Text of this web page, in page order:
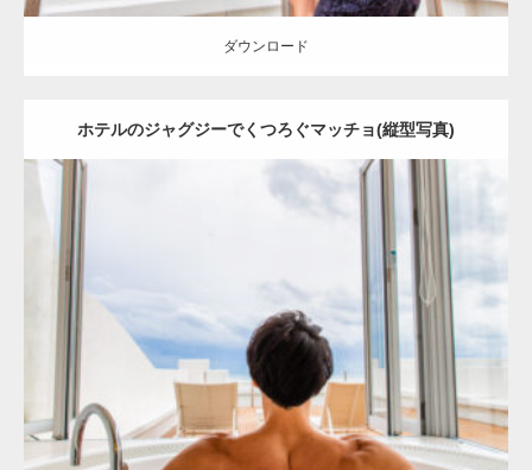
ダウンロード
ホテルのジャグジーでくつろぐマッチョ(縦型写真)
Category: AKIHITO(細マッチョ)
宗像 (福岡)
ダウンロード